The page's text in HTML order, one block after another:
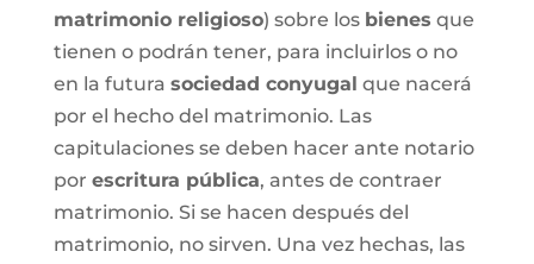
matrimonio religioso) sobre los bienes que
tienen o podrán tener, para incluirlos o no
en la futura sociedad conyugal que nacerá
por el hecho del matrimonio. Las
capitulaciones se deben hacer ante notario
por escritura pública, antes de contraer
matrimonio. Si se hacen después del
matrimonio, no sirven. Una vez hechas, las